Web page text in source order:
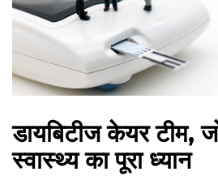
डायबिटीज केयर टीम,
स्वास्थ्य का पूरा ध्यान